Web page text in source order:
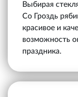
Выбирая
Co Гроздь
красивое и
возможность
праздника.